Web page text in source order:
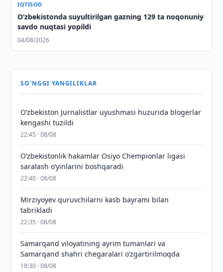
IQTISOD
O‘zbekistonda suyultirilgan gazning 129 ta noqonuniy
savdo nuqtasi yopildi
04/08/2026
SO'NGGI YANGILIKLAR
O‘zbekiston Jurnalistlar uyushmasi huzurida blogerlar
kengashi tuzildi
22:45 · 08/08
O‘zbekistonlik hakamlar Osiyo Chempionlar ligasi
saralash o‘yinlarini boshqaradi
22:40 · 08/08
Mirziyoyev quruvchilarni kasb bayrami bilan
tabrikladi
22:35 · 08/08
Samarqand viloyatining ayrim tumanlari va
Samarqand shahri chegaralari oʻzgartirilmoqda
18:30 · 08/08